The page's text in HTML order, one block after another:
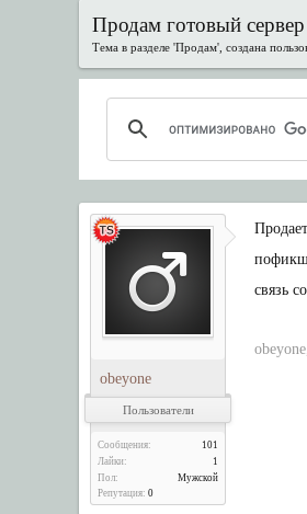
Продам готовый
Тема в разделе 'Продам', создана
obeyone
Пользователи
Сообщения:
101
Лайки:
1
Пол:
Мужской
Репутация: 0
связь
obeyone